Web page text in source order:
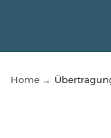
Home →